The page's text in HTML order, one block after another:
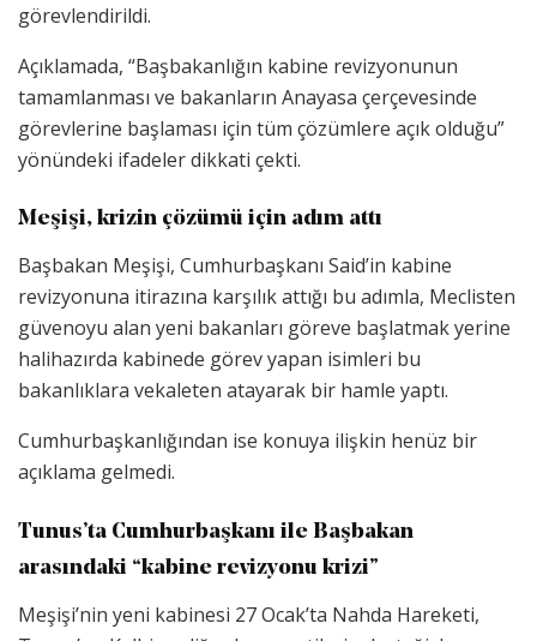
görevlendirildi.
Açıklamada, “Başbakanlığın kabine revizyonunun
tamamlanması ve bakanların Anayasa çerçevesinde
görevlerine başlaması için tüm çözümlere açık olduğu”
yönündeki ifadeler dikkati çekti.
Meşişi, krizin çözümü için adım attı
Başbakan Meşişi, Cumhurbaşkanı Said’in kabine
revizyonuna itirazına karşılık attığı bu adımla, Meclisten
güvenoyu alan yeni bakanları göreve başlatmak yerine
halihazırda kabinede görev yapan isimleri bu
bakanlıklara vekaleten atayarak bir hamle yaptı.
Cumhurbaşkanlığından ise konuya ilişkin henüz bir
açıklama gelmedi.
Tunus’ta Cumhurbaşkanı ile Başbakan
arasındaki “kabine revizyonu krizi”
Meşişi’nin yeni kabinesi 27 Ocak’ta Nahda Hareketi,